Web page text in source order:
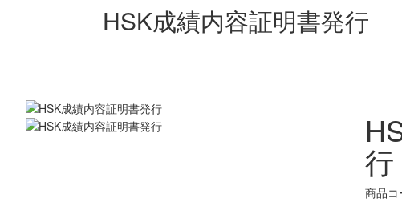
HSK成績内容証明書発行
行
商品